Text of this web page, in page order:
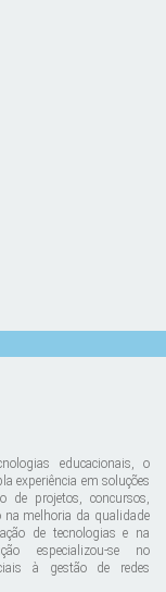
educacionais, o
experiência em soluções
de projetos, concursos,
na melhoria da qualidade
de tecnologias e na
especializou-se no
à gestão de redes